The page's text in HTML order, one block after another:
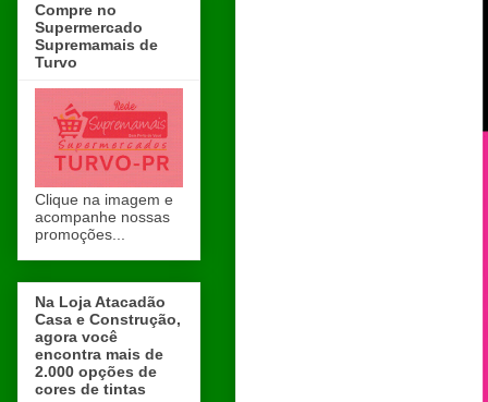
Compre no
Supermercado
Supremamais de
Turvo
Clique na imagem e
acompanhe nossas
promoções...
Na Loja Atacadão
Casa e Construção,
agora você
encontra mais de
2.000 opções de
cores de tintas